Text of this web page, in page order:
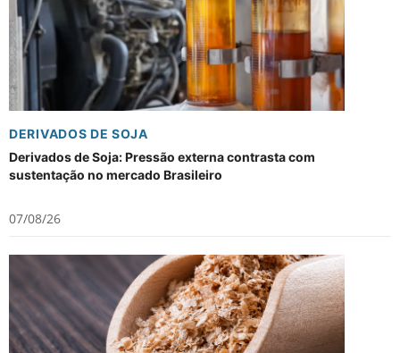
DERIVADOS DE SOJA
Derivados de Soja: Pressão externa contrasta com
sustentação no mercado Brasileiro
07/08/26